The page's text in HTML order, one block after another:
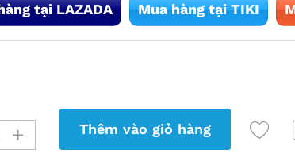
tại LAZADA Mua hàng tại TIKI
Thêm vào giỏ hàng